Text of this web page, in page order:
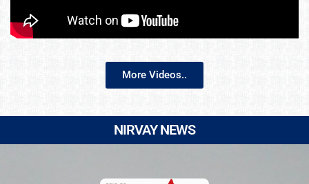
More Videos..
NIRVAY NEWS